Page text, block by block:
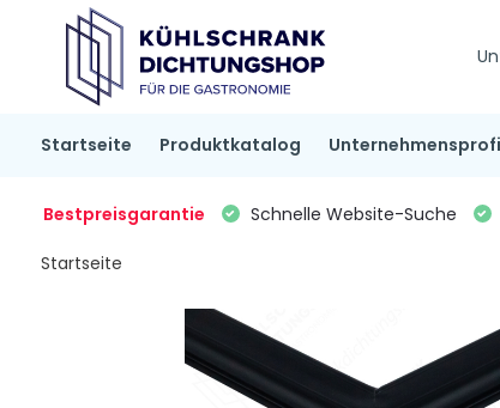
Startseite Produktkatalog
Bestpreisgarantie Schnelle Website-Suche
Startseite